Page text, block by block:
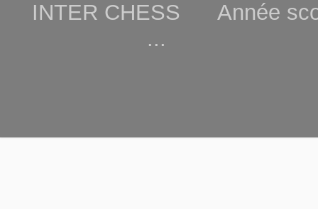
INTER CHESS Année
...